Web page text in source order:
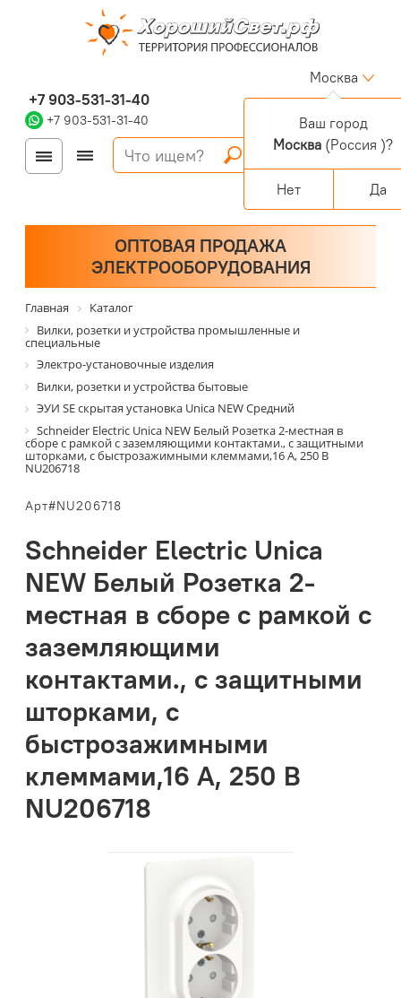
+7 903-531-31-40
+7 903-531-31-40
Москва
Войти
Регистрация
Корзина
0 позиций
Персональный раздел
ОПТОВАЯ ПРОДАЖА
ЭЛЕКТРООБОРУДОВАНИЯ
Главная
Каталог
Вилки, розетки и устройства промышленные и
специальные
Электро-установочные изделия
Вилки, розетки и устройства бытовые
ЭУИ SE скрытая установка Unica NEW Средний
Schneider Electric Unica NEW Белый Розетка 2-местная в
сборе с рамкой с заземляющими контактами., с защитными
шторками, с быстрозажимными клеммами,16 А, 250 В
NU206718
Арт#NU206718
Schneider Electric Unica
NEW Белый Розетка 2-
местная в сборе с рамкой с
заземляющими
контактами., с защитными
шторками, с
быстрозажимными
клеммами,16 А, 250 В
NU206718
Ваш город
Москва (Россия )?
Нет Да